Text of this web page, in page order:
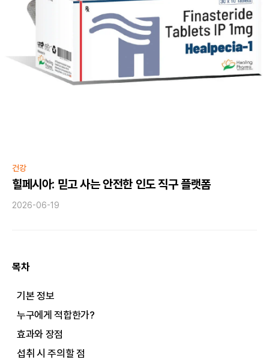
건강
힐페시아: 믿고 사는 안전한 인도 직구 플랫폼
2026-06-19
목차
기본 정보
누구에게 적합한가?
효과와 장점
섭취 시 주의할 점